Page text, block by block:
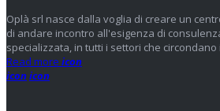
Oplà srl nasce dalla voglia di creare un
di andare incontro all'esigenza di
specializzata, in tutti i settori che circondano
Read more icon
iconicon